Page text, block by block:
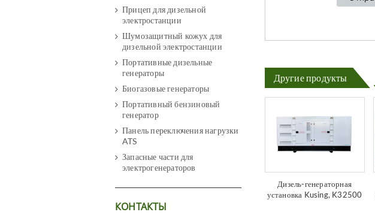
Другие продукты
Дизель-генераторная
установка Kusing, K32500
Прицеп для дизельной
электростанции
Шумозащитный кожух для
дизельной электростанции
Портативные дизельные
генераторы
Биогазовые генераторы
Портативный бензиновый
генератор
Панель переключения нагрузки
ATS
Запасные части для
электрогенераторов
КОНТАКТЫ